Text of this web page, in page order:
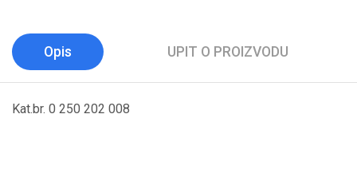
Opis UPIT O PROIZVODU
Kat.br. 0 250 202 008